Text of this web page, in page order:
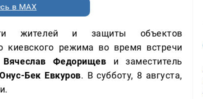
в MAX
жителей и защиты объектов
киевского режима во время встречи
Вячеслав Федорищев и заместитель
Бек Евкуров. В субботу, 8 августа,